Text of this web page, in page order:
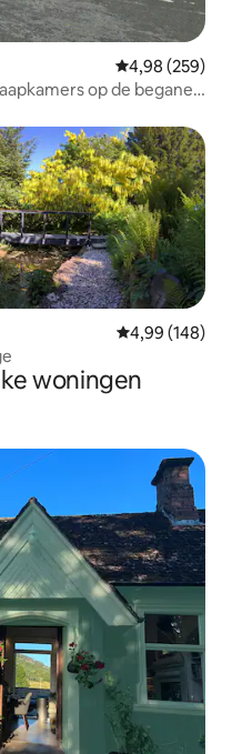
Gemiddelde
4,98 (259)
op de begane
Gemiddelde
4,99 (148)
woningen